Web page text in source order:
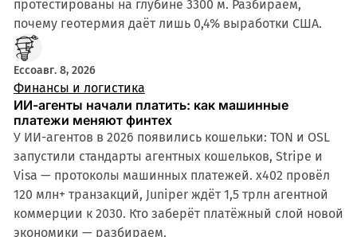
протестированы на глубине 3300 м. Разбираем,
почему геотермия даёт лишь 0,4% выработки США.
Eccoавг. 8, 2026
Финансы и логистика
ИИ-агенты начали платить: как машинные
платежи меняют финтех
У ИИ-агентов в 2026 появились кошельки: TON и OSL
запустили стандарты агентных кошельков, Stripe и
Visa — протоколы машинных платежей. x402 провёл
120 млн+ транзакций, Juniper ждёт 1,5 трлн агентной
коммерции к 2030. Кто заберёт платёжный слой новой
экономики — разбираем.